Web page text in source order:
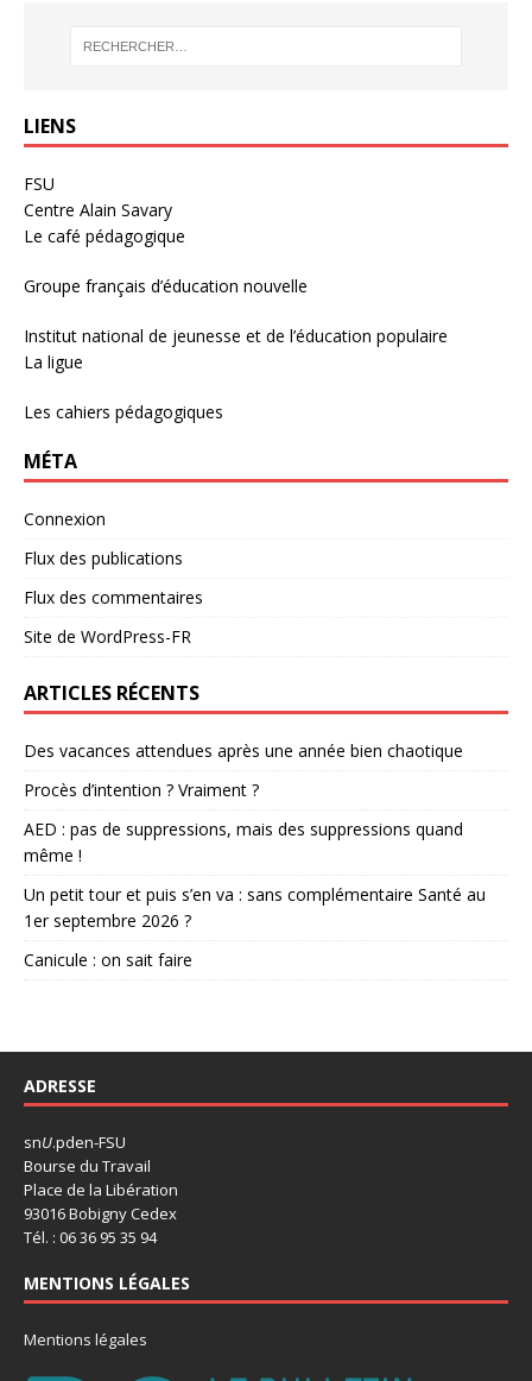
LIENS
FSU
Centre Alain Savary
Le café pédagogique
Groupe français d’éducation nouvelle
Institut national de jeunesse et de l’éducation populaire
La ligue
Les cahiers pédagogiques
MÉTA
Connexion
Flux des publications
Flux des commentaires
Site de WordPress-FR
ARTICLES RÉCENTS
Des vacances attendues après une année bien chaotique
Procès d’intention ? Vraiment ?
AED : pas de suppressions, mais des suppressions quand
même !
Un petit tour et puis s’en va : sans complémentaire Santé au
1er septembre 2026 ?
Canicule : on sait faire
ADRESSE
snU.pden-FSU
Bourse du Travail
Place de la Libération
93016 Bobigny Cedex
Tél. : 06 36 95 35 94
MENTIONS LÉGALES
Mentions légales